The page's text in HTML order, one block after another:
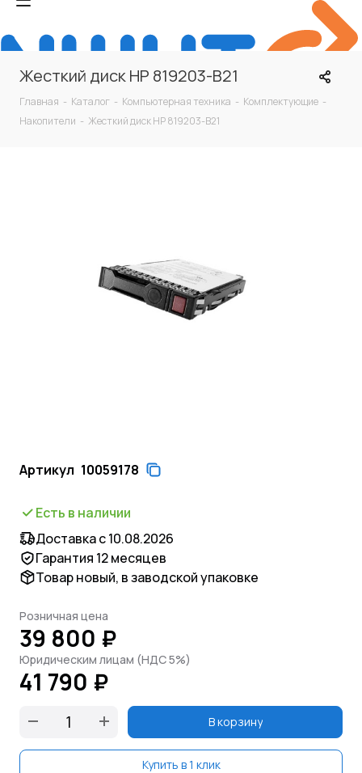
Жесткий диск HP 819203-B21
Главная - Каталог - Компьютерная техника - Комплектующие -
Накопители - Жесткий диск HP 819203-B21
Артикул 10059178
Есть в наличии
Доставка с 10.08.2026
Гарантия 12 месяцев
Товар новый, в заводской упаковке
Розничная цена
39 800 ₽
Юридическим лицам (НДС 5%)
41 790 ₽
В корзину
Купить в 1 клик